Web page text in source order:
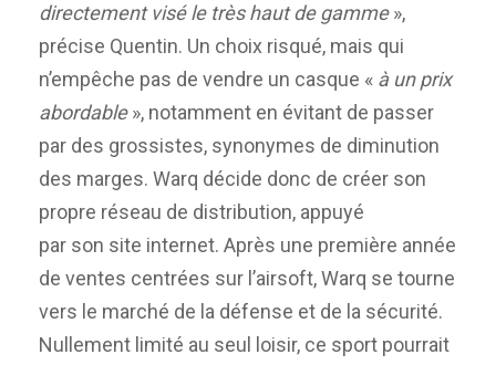
directement visé le très haut de gamme»,
précise Quentin. Un choix risqué, mais qui
n’empêche pas de vendre un casque « à un prix
abordable», notamment en évitant de passer
par des grossistes, synonymes de diminution
des marges. Warq décide donc de créer son
propre réseau de distribution, appuyé
par son site internet. Après une première année
de ventes centrées sur l’airsoft, Warq se tourne
vers le marché de la défense et de la sécurité.
Nullement limité au seul loisir, ce sport pourrait